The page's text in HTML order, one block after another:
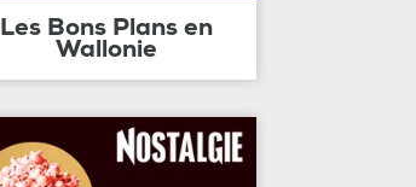
Les Bons Plans en
Wallonie